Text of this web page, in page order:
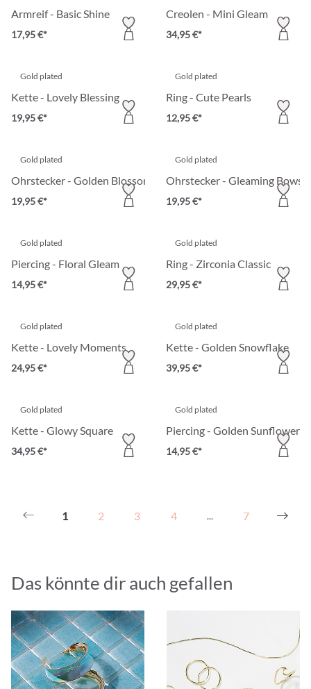
Armreif - Basic Shine
17,95 €*
Creolen - Mini Gleam
34,95 €*
Gold plated
Kette - Lovely Blessing
19,95 €*
Gold plated
Ring - Cute Pearls
12,95 €*
Gold plated
Ohrstecker - Golden Blossom
19,95 €*
Gold plated
Ohrstecker - Gleaming Bows
19,95 €*
Gold plated
Piercing - Floral Gleam
14,95 €*
Gold plated
Ring - Zirconia Classic
29,95 €*
Gold plated
Kette - Lovely Moments
24,95 €*
Gold plated
Kette - Golden Snowflake
39,95 €*
Gold plated
Kette - Glowy Square
34,95 €*
Gold plated
Piercing - Golden Sunflower
14,95 €*
1 2 3 4 ... 7
Das könnte dir auch gefallen